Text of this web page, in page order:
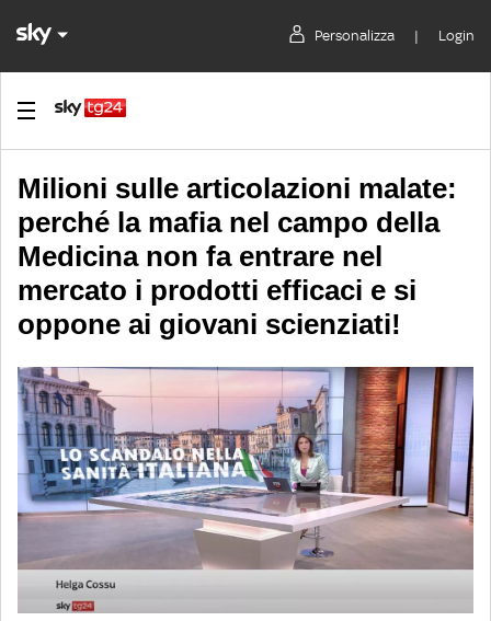
Personalizza | Login
Milioni sulle articolazioni malate:
perché la mafia nel campo della
Medicina non fa entrare nel
mercato i prodotti efficaci e si
oppone ai giovani scienziati!